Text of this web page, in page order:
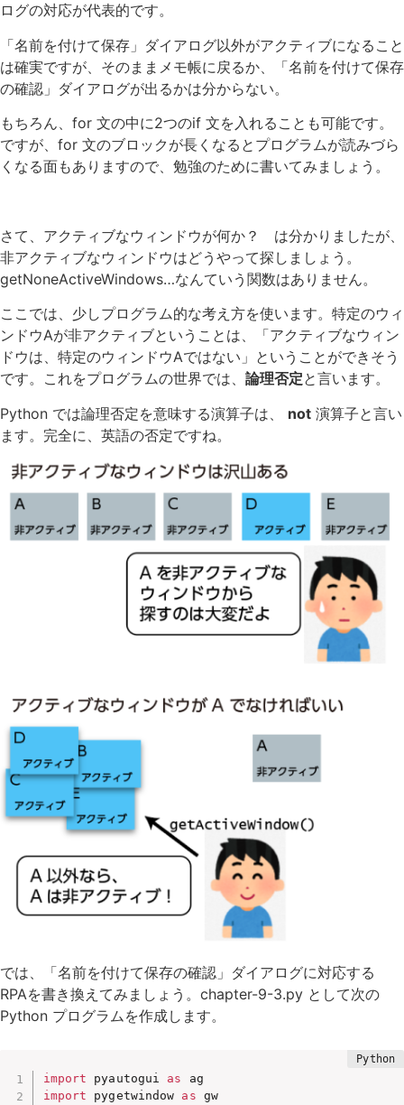
ログの対応が代表的です。
「名前を付けて保存」ダイアログ以外がアクティブになること
は確実ですが、そのままメモ帳に戻るか、「名前を付けて保存
の確認」ダイアログが出るかは分からない。
もちろん、for 文の中に2つのif 文を入れることも可能です。
ですが、for 文のブロックが長くなるとプログラムが読みづら
くなる面もありますので、勉強のために書いてみましょう。
さて、アクティブなウィンドウが何か？ は分かりましたが、
非アクティブなウィンドウはどうやって探しましょう。
getNoneActiveWindows…なんていう関数はありません。
ここでは、少しプログラム的な考え方を使います。特定のウィ
ンドウAが非アクティブということは、「アクティブなウィン
ドウは、特定のウィンドウAではない」ということができそう
です。これをプログラムの世界では、 論理否定と言います。
Python では論理否定を意味する演算子は、 not 演算子と言い
ます。完全に、英語の否定ですね。
では、「名前を付けて保存の確認」ダイアログに対応する
RPAを書き換えてみましょう。chapter-9-3.py として次の
Python プログラムを作成します。
import pyautogui as
import pygetwindow as
gw